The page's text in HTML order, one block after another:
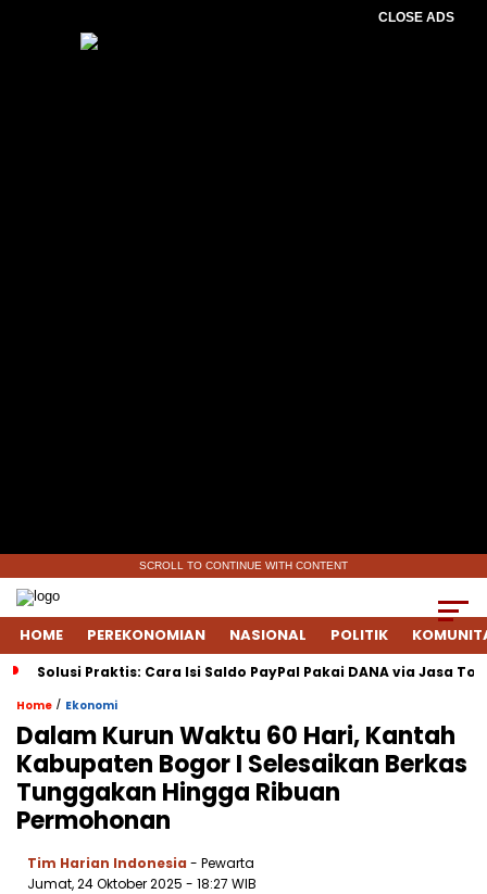
CLOSE ADS
SCROLL TO CONTINUE WITH CONTENT
HOME PEREKONOMIAN NASIONAL POLITIK
Solusi Praktis: Cara Isi Saldo PayPal Pakai DANA via Jasa
Home / Ekonomi
Dalam Kurun Waktu 60 Hari, Kantah
Kabupaten Bogor I Selesaikan Berkas
Tunggakan Hingga Ribuan
Permohonan
Tim Harian Indonesia - Pewarta
Jumat, 24 Oktober 2025 - 18:27 WIB